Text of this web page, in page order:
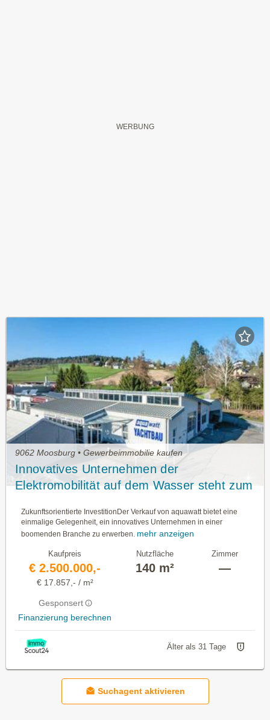
9062 Moosburg • Gewerbeimmobilie kaufen
Innovatives Unternehmen der
Elektromobilität auf dem Wasser steht zum
Investitionschance.
Zukunftsorientierte InvestitionDer Verkauf von aquawatt bietet eine
einmalige Gelegenheit, ein innovatives Unternehmen in einer
boomenden Branche zu erwerben. mehr anzeigen
Kaufpreis
€ 2.500.000,-
€ 17.857,- / m²
Gesponsert
Finanzierung berechnen
Nutzfläche
140 m²
Zimmer
—
Älter als 31 Tage
Suchagent aktivieren